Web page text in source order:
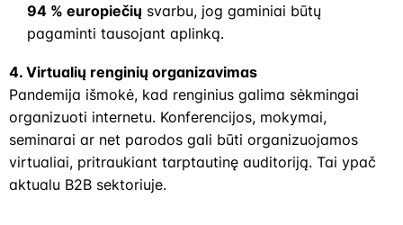
94 % europiečių svarbu, jog gaminiai būtų
pagaminti tausojant aplinką.
4. Virtualių renginių organizavimas
Pandemija išmokė, kad renginius galima sėkmingai
organizuoti internetu. Konferencijos, mokymai,
seminarai ar net parodos gali būti organizuojamos
virtualiai, pritraukiant tarptautinę auditoriją. Tai ypač
aktualu B2B sektoriuje.